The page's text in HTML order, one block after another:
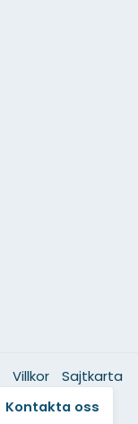
Villkor
Sajtkarta
Kontakta oss